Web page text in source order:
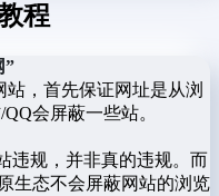
程
”
站，首先保证网址是从浏
会屏蔽一些站。
违规，并非真的违规。而
生态不会屏蔽网站的浏览